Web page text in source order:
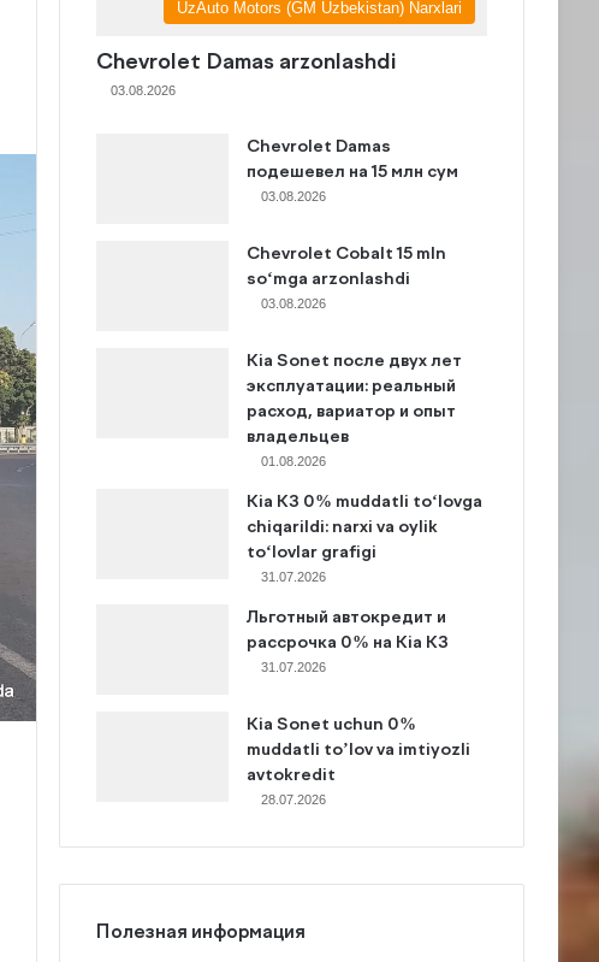
UzAuto Motors (GM Uzbekistan) Narxlari
Chevrolet Damas arzonlashdi
03.08.2026
Chevrolet Damas
подешевел на 15 млн сум
03.08.2026
Chevrolet Cobalt 15 mln
so‘mga arzonlashdi
03.08.2026
Kia Sonet после двух лет
эксплуатации: реальный
расход, вариатор и опыт
владельцев
01.08.2026
Kia K3 0% muddatli to‘lovga
chiqarildi: narxi va oylik
to‘lovlar grafigi
31.07.2026
Льготный автокредит и
рассрочка 0% на Kia K3
31.07.2026
Kia Sonet uchun 0%
muddatli to’lov va imtiyozli
avtokredit
28.07.2026
Полезная информация